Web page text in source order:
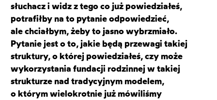
słuchacz i widz z tego co już powiedziałeś,
potrafiłby na to pytanie odpowiedzieć,
ale chciałbym, żeby to jasno wybrzmiało.
Pytanie jest o to, jakie będą przewagi takiej
struktury, o której powiedziałeś, czy może
wykorzystania fundacji rodzinnej w takiej
strukturze nad tradycyjnym modelem,
o którym wielokrotnie już mówiliśmy